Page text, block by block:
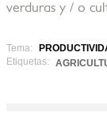
verduras y / o
Tema:
Etiquetas: